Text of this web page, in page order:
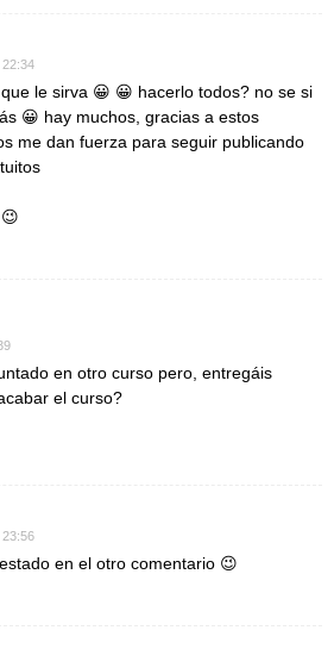
le sirva 😀 😀 hacerlo todos? no se si
😀 hay muchos, gracias a estos
me dan fuerza para seguir publicando
en otro curso pero, entregáis
el curso?
23:56
en el otro comentario 😉